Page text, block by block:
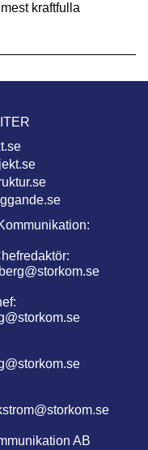
kraftfulla
AB